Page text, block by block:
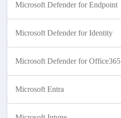
Microsoft Defender for Endpoint
Microsoft Defender for Identity
Microsoft Defender for Office365
Microsoft Entra